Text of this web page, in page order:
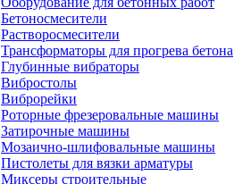
Бетоносмесители
Растворосмесители
Трансформаторы для прогрева бетона
Глубинные вибраторы
Вибростолы
Виброрейки
Роторные фрезеровальные машины
Затирочные машины
Мозаично-шлифовальные машины
Пистолеты для вязки арматуры
Миксеры строительные